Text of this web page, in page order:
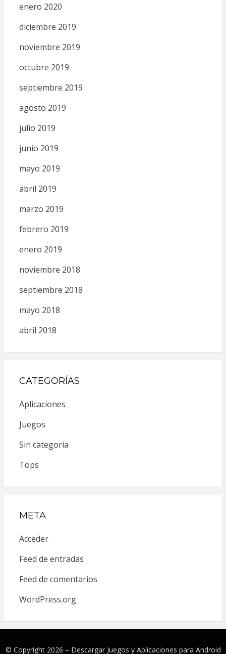
enero 2020
diciembre 2019
noviembre 2019
octubre 2019
septiembre 2019
agosto 2019
julio 2019
junio 2019
mayo 2019
abril 2019
marzo 2019
febrero 2019
enero 2019
noviembre 2018
septiembre 2018
mayo 2018
abril 2018
CATEGORÍAS
Aplicaciones
Juegos
Sin categoría
Tops
META
Acceder
Feed de entradas
Feed de comentarios
WordPress.org
© Copyright 2026 – Descargar Juegos y Aplicaciones para Android